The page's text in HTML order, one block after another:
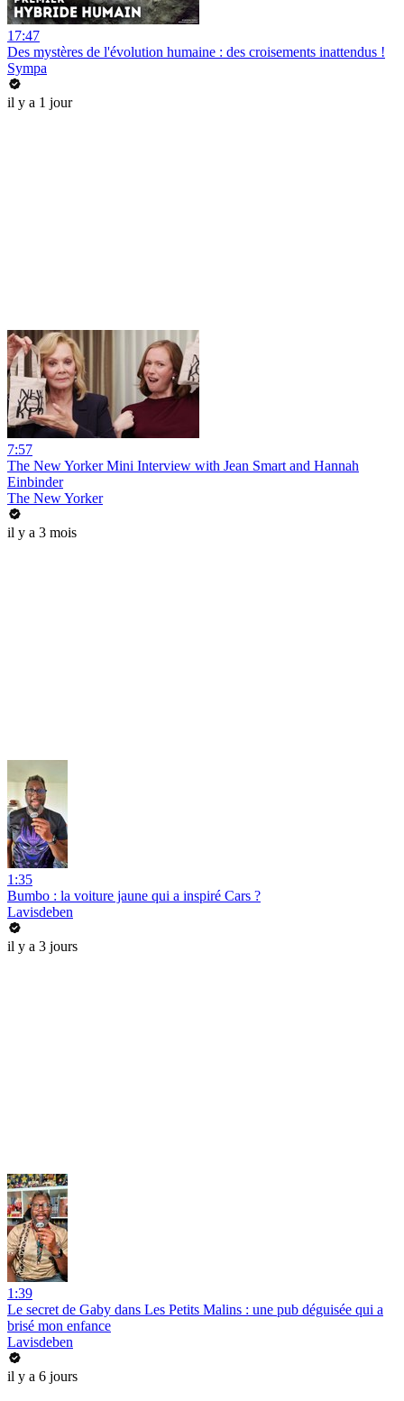
17:47
Des mystères de l'évolution humaine : des croisements inattendus !
Sympa
il y a 1 jour
7:57
The New Yorker Mini Interview with Jean Smart and Hannah
Einbinder
The New Yorker
il y a 3 mois
1:35
Bumbo : la voiture jaune qui a inspiré Cars ?
Lavisdeben
il y a 3 jours
1:39
Le secret de Gaby dans Les Petits Malins : une pub déguisée qui a
brisé mon enfance
Lavisdeben
il y a 6 jours